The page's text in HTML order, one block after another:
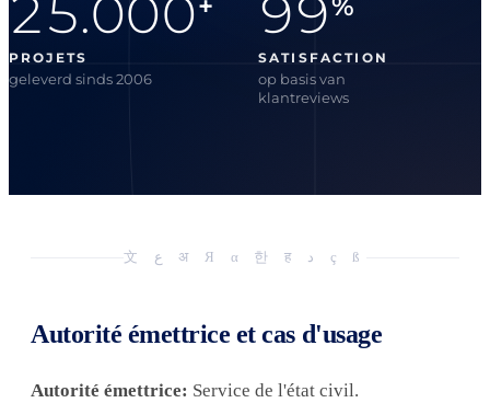
25.000
PROJETS
geleverd sinds 2006
99
SATISFACTION
op basis van
klantreviews
文 ع अ Я α 한 ह د ç ß
Autorité émettrice et cas d'usage
Autorité émettrice: Service de l'état civil.